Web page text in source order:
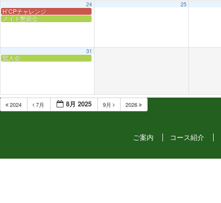
24
H’CPチャレンジ
メイト懇親会
25
31
賢人会
2024 7月 8月 2025 9月 2026
ご案内 コース紹介